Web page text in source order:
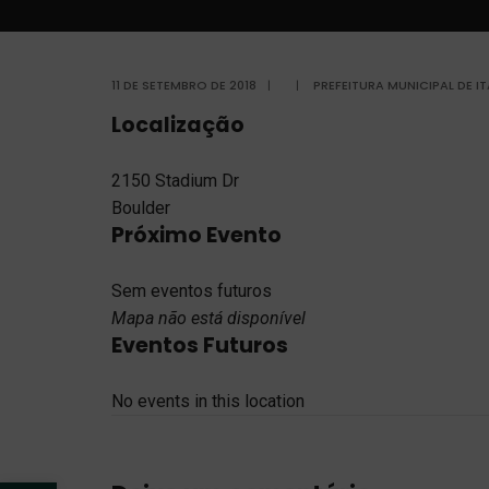
11 DE SETEMBRO DE 2018 | | PREFEITURA MUNICIPAL DE
Localização
2150 Stadium Dr
Boulder
Próximo Evento
Sem eventos futuros
Mapa não está disponível
Eventos Futuros
No events in this location